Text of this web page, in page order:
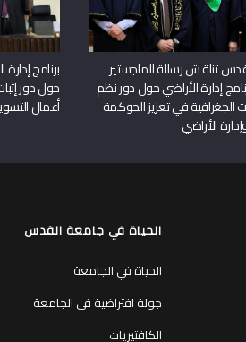
تناقش رسالة الماجستير
إدارة الأراضي حول دور نظم
الجغرافية في تعزيز الحوكمة
الأراضي
برنامج
حول دور
أعمال
الحياة في جامعة القدس
الحياة في الجامعة
جولة افتراضية في الجامعة
الكافتيريات